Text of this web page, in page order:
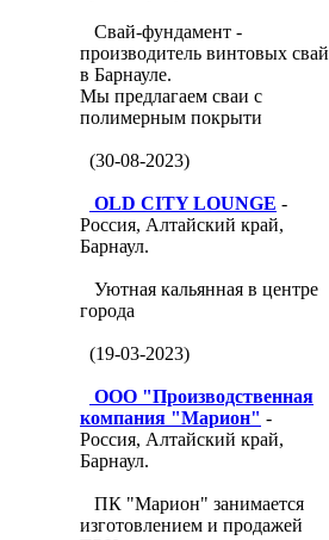
Свай-фундамент -
производитель винтовых свай
в Барнауле.
Мы предлагаем сваи с
полимерным покрыти
(30-08-2023)
OLD CITY LOUNGE -
Россия, Алтайский край,
Барнаул.
Уютная кальянная в центре
города
(19-03-2023)
ООО "Производственная
компания "Марион" -
Россия, Алтайский край,
Барнаул.
ПК "Марион" занимается
изготовлением и продажей